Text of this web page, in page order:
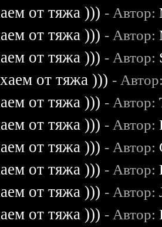
от тяжа ))) - Автор:
от тяжа ))) - Автор:
от тяжа ))) - Автор:
от тяжа ))) -
от тяжа ))) - Автор:
от тяжа ))) - Автор:
от тяжа ))) - Автор:
от тяжа ))) - Автор:
от тяжа ))) - Автор:
от тяжа ))) - Автор: